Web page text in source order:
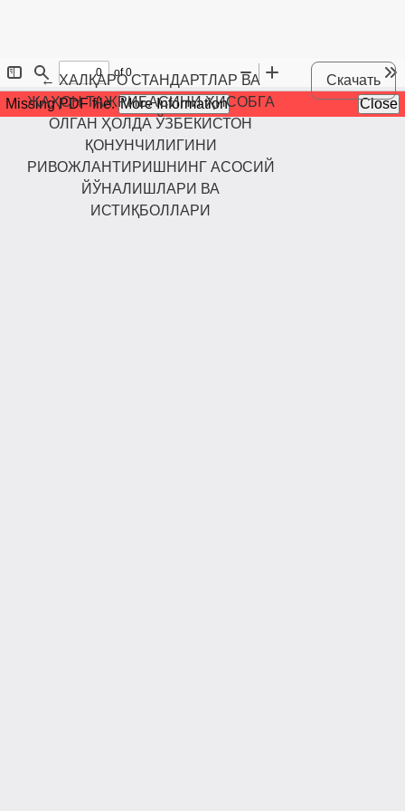
←Maqola tafsilotlariga qaytish
ХАЛҚАРО СТАНДАРТЛАР ВА
ЖАҲОН ТАЖРИБАСИНИ ҲИСОБГА
ОЛГАН ҲОЛДА ЎЗБЕКИСТОН
ҚОНУНЧИЛИГИНИ
РИВОЖЛАНТИРИШНИНГ АСОСИЙ
ЙЎНАЛИШЛАРИ ВА
ИСТИҚБОЛЛАРИ
Скачать